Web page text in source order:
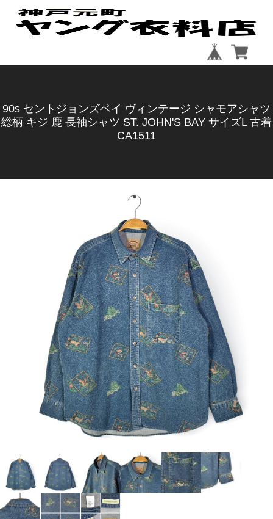
90s セントジョンズベイ ヴィンテージ シャモアシャツ
総柄 キジ 鹿 長袖シャツ ST. JOHN'S BAY サイズL 古着
CA1511